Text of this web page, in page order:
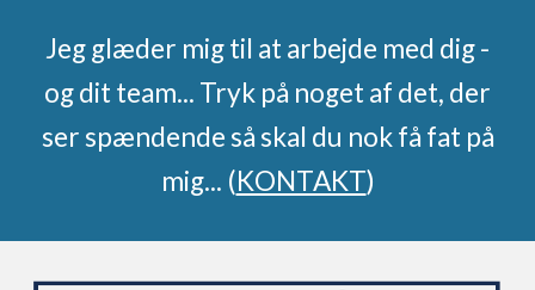
Jeg glæder mig til at arbejde med dig -
og dit team... Tryk på noget af det, der
ser spændende så skal du nok få fat på
mig... (KONTAKT)